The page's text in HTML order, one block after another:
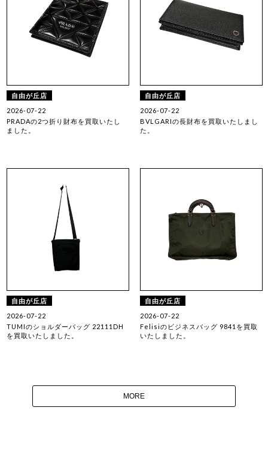
自由が丘店
2026-07-22
PRADAの2つ折り財布を買取いたし
ました。
自由が丘店
2026-07-22
BVLGARIの長財布を買取いたしまし
た。
自由が丘店
2026-07-22
TUMIのショルダーバッグ 22111DH
を買取いたしました。
自由が丘店
2026-07-22
Felisiのビジネスバッグ 9841を買取
いたしました。
MORE